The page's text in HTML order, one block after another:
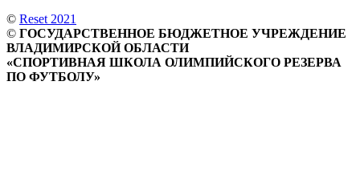
© Reset 2021
© ГОСУДАРСТВЕННОЕ БЮДЖЕТНОЕ УЧРЕЖДЕНИЕ
ВЛАДИМИРСКОЙ ОБЛАСТИ
«СПОРТИВНАЯ ШКОЛА ОЛИМПИЙСКОГО РЕЗЕРВА
ПО ФУТБОЛУ»